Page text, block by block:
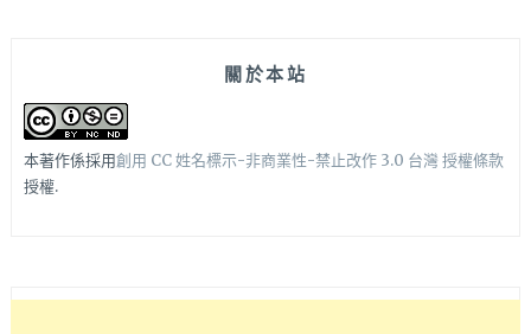
關於本站
本著作係採用創用 CC 姓名標示-非商業性-禁止改作 3.0 台灣 授權條款
授權.